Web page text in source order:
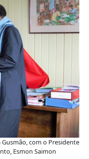
com o Presidente
Esmon Saimon